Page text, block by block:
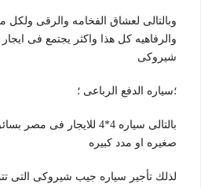
وبالتالى لعشاق الفخامه والرقى
والرفاهيه كل هذا واكثر يجتمع فى
شيروكى
؛سياره الدفع الرباعى ؛
بالتالى سياره 4*4 للايجار
صغيره او مدد كبيره
لذلك تأجير سياره جيب شيروكى التى